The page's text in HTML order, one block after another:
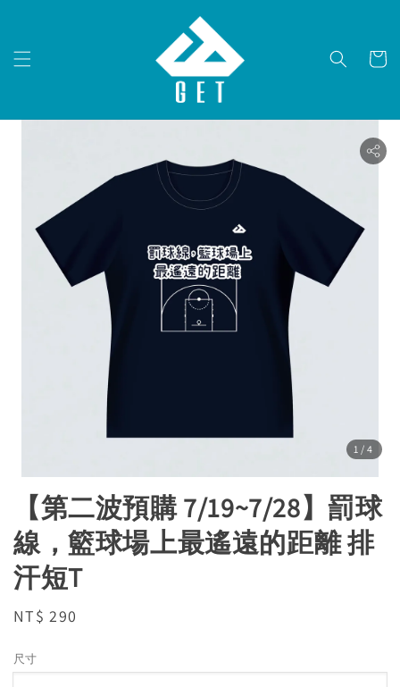
1 /4
【第二波預購 7/19~7/28】罰球
線，籃球場上最遙遠的距離 排
汗短T
Regular
NT$ 290
尺寸